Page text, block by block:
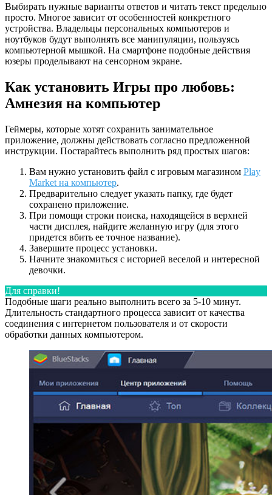
Выбирать нужные варианты ответов и читать текст предельно
просто. Многое зависит от особенностей конкретного
устройства. Владельцы персональных компьютеров и
ноутбуков будут выполнять все манипуляции, пользуясь
компьютерной мышкой. На смартфоне подобные действия
юзеры проделывают на сенсорном экране.
Как установить Игры про любовь:
Амнезия на компьютер
Геймеры, которые хотят сохранить занимательное
приложение, должны действовать согласно предложенной
инструкции. Постарайтесь выполнить ряд простых шагов:
Вам нужно установить файл с игровым магазином Play
Market на компьютер.
Предварительно следует указать папку, где будет
сохранено приложение.
При помощи строки поиска, находящейся в верхней
части дисплея, найдите желанную игру (для этого
придется вбить ее точное название).
Завершите процесс установки.
Начните знакомиться с историей веселой и интересной
девочки.
Для справки!
Подобные шаги реально выполнить всего за 5-10 минут.
Длительность стандартного процесса зависит от качества
соединения с интернетом пользователя и от скорости
обработки данных компьютером.